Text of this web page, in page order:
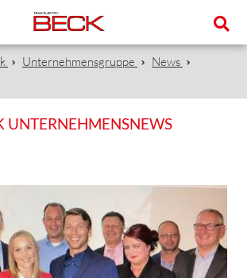
Unternehmensgruppe
News
UNTERNEHMENSNEWS